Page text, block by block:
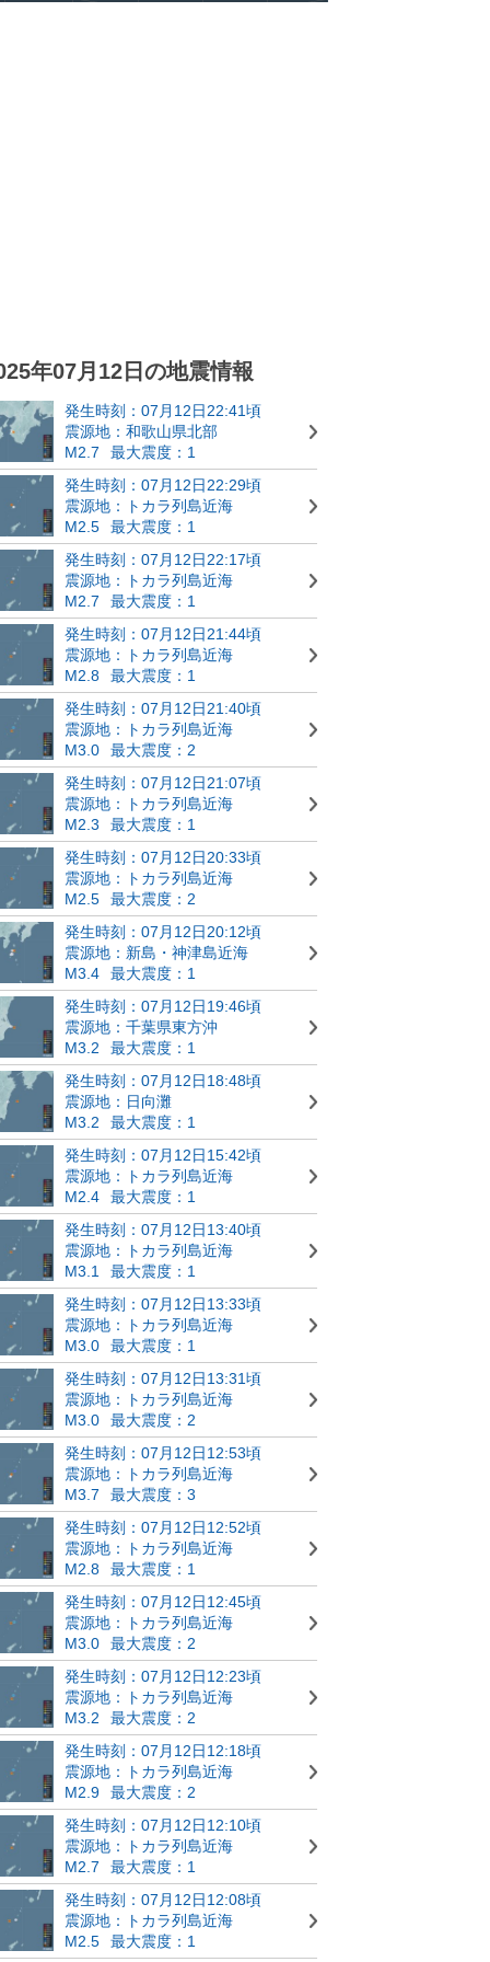
年07月12日の地震情報
発生時刻：07月12日22:41頃
震源地：和歌山県北部
M2.7
最大震度：1
発生時刻：07月12日22:29頃
震源地：トカラ列島近海
M2.5
最大震度：1
発生時刻：07月12日22:17頃
震源地：トカラ列島近海
M2.7
最大震度：1
発生時刻：07月12日21:44頃
震源地：トカラ列島近海
M2.8
最大震度：1
発生時刻：07月12日21:40頃
震源地：トカラ列島近海
M3.0
最大震度：2
発生時刻：07月12日21:07頃
震源地：トカラ列島近海
M2.3
最大震度：1
発生時刻：07月12日20:33頃
震源地：トカラ列島近海
M2.5
最大震度：2
発生時刻：07月12日20:12頃
震源地：新島・神津島近海
M3.4
最大震度：1
発生時刻：07月12日19:46頃
震源地：千葉県東方沖
M3.2
最大震度：1
発生時刻：07月12日18:48頃
震源地：日向灘
M3.2
最大震度：1
発生時刻：07月12日15:42頃
震源地：トカラ列島近海
M2.4
最大震度：1
発生時刻：07月12日13:40頃
震源地：トカラ列島近海
M3.1
最大震度：1
発生時刻：07月12日13:33頃
震源地：トカラ列島近海
M3.0
最大震度：1
発生時刻：07月12日13:31頃
震源地：トカラ列島近海
M3.0
最大震度：2
発生時刻：07月12日12:53頃
震源地：トカラ列島近海
M3.7
最大震度：3
発生時刻：07月12日12:52頃
震源地：トカラ列島近海
M2.8
最大震度：1
発生時刻：07月12日12:45頃
震源地：トカラ列島近海
M3.0
最大震度：2
発生時刻：07月12日12:23頃
震源地：トカラ列島近海
M3.2
最大震度：2
発生時刻：07月12日12:18頃
震源地：トカラ列島近海
M2.9
最大震度：2
発生時刻：07月12日12:10頃
震源地：トカラ列島近海
M2.7
最大震度：1
発生時刻：07月12日12:08頃
震源地：トカラ列島近海
M2.5
最大震度：1